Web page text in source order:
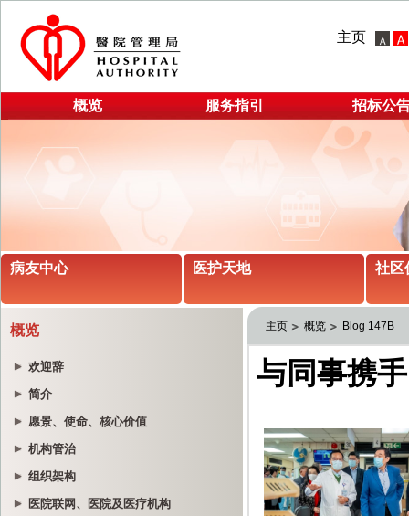
主页
概览 服务指引 招标公
病友中心 医护天地 社区
概览
欢迎辞
简介
愿景、使命、核心价值
机构管治
组织架构
医院联网、医院及医疗机构
主页 概览 Blog 147B